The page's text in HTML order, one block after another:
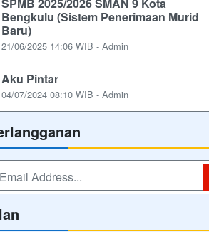
Bengkulu (Sistem Penerimaan Murid
Baru)
21/06/2025 14:06 WIB - Admin
Aku Pintar
04/07/2024 08:10 WIB - Admin